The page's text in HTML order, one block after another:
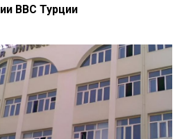
ВВС Турции